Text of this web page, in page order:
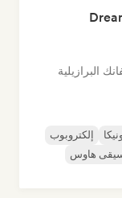
البرازيلية
إلكتروبوب
هاوس